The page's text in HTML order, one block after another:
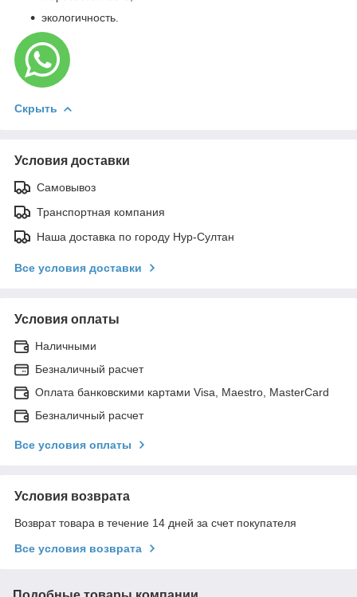
экологичность.
Скрыть
Условия доставки
Самовывоз
Транспортная компания
Наша доставка по городу Нур-Султан
Все условия доставки
Условия оплаты
Наличными
Безналичный расчет
Оплата банковскими картами Visa, Maestro, MasterCard
Безналичный расчет
Все условия оплаты
Условия возврата
Возврат товара в течение 14 дней за счет покупателя
Все условия возврата